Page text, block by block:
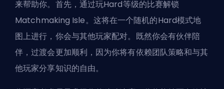
来帮助你。首先，通过玩Hard等级的比赛解锁
Matchmaking Isle。这将在一个随机的Hard模式地
图上进行，你会与其他玩家配对。既然你会有伙伴陪
伴，过渡会更加顺利，因为你将有依赖团队策略和与其
他玩家分享知识的自由。